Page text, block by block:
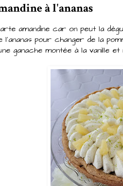
à l'ananas
amandine car on peut la
l'ananas pour changer de la
ganache montée à la vanille et